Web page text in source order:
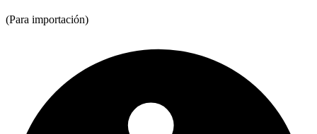
(Para importación)